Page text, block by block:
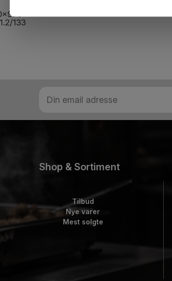
133
Shop & Sortiment
Tilbud
Nye varer
Mest solgte